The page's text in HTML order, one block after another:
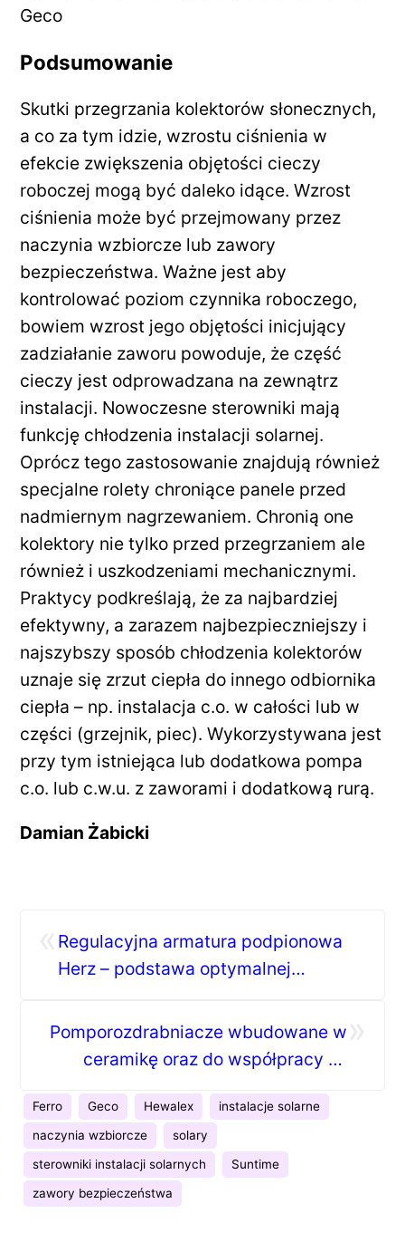
Geco
Podsumowanie
Skutki przegrzania kolektorów słonecznych,
a co za tym idzie, wzrostu ciśnienia w
efekcie zwiększenia objętości cieczy
roboczej mogą być daleko idące. Wzrost
ciśnienia może być przejmowany przez
naczynia wzbiorcze lub zawory
bezpieczeństwa. Ważne jest aby
kontrolować poziom czynnika roboczego,
bowiem wzrost jego objętości inicjujący
zadziałanie zaworu powoduje, że część
cieczy jest odprowadzana na zewnątrz
instalacji. Nowoczesne sterowniki mają
funkcję chłodzenia instalacji solarnej.
Oprócz tego zastosowanie znajdują również
specjalne rolety chroniące panele przed
nadmiernym nagrzewaniem. Chronią one
kolektory nie tylko przed przegrzaniem ale
również i uszkodzeniami mechanicznymi.
Praktycy podkreślają, że za najbardziej
efektywny, a zarazem najbezpieczniejszy i
najszybszy sposób chłodzenia kolektorów
uznaje się zrzut ciepła do innego odbiornika
ciepła – np. instalacja c.o. w całości lub w
części (grzejnik, piec). Wykorzystywana jest
przy tym istniejąca lub dodatkowa pompa
c.o. lub c.w.u. z zaworami i dodatkową rurą.
Damian Żabicki
Regulacyjna armatura podpionowa
Herz – podstawa optymalnej
Pomporozdrabniacze wbudowane w
ceramikę oraz do współpracy ze
Ferro Geco Hewalex
instalacje solarne
naczynia wzbiorcze
solary
sterowniki instalacji solarnych
Suntime
zawory bezpieczeństwa